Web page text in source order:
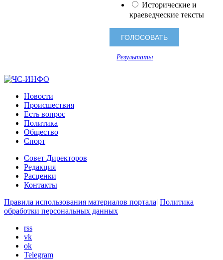
Исторические и
краеведческие тексты
Результаты
Новости
Происшествия
Есть вопрос
Политика
Общество
Спорт
Совет Директоров
Редакция
Расценки
Контакты
Правила использования материалов портала| Политика
обработки персональных данных
rss
vk
ok
Telegram